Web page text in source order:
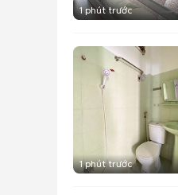
1 phút trước
1 phút trước